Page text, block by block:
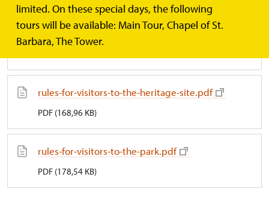
limited. On these special days, the following
tours will be available: Main Tour, Chapel of St.
Barbara, The Tower.
rules-for-visitors-to-the-courtyard.pdf
rules-for-visitors-to-the-heritage-site.pdf
PDF (168,96 KB)
rules-for-visitors-to-the-park.pdf
PDF (178,54 KB)